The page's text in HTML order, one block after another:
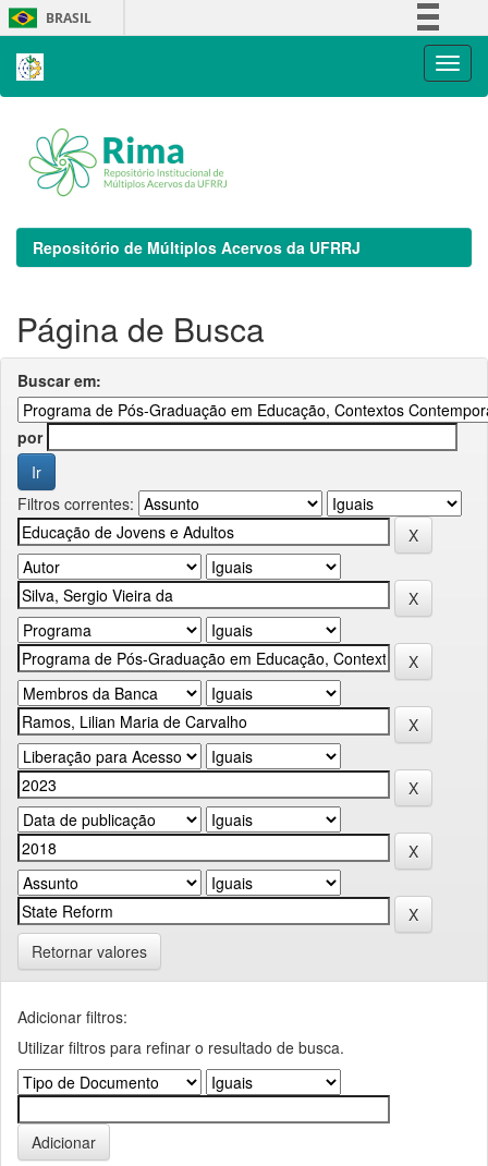
Skip
navigation
BRASIL
Repositório de Múltiplos Acervos da UFRRJ
Página de Busca
Buscar em:
por
Filtros correntes:
Retornar valores
Adicionar filtros:
Utilizar filtros para refinar o resultado de busca.